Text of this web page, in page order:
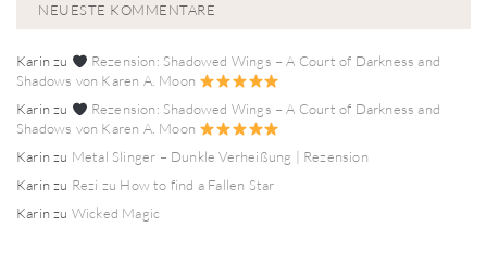
NEUESTE KOMMENTARE
Karinzu
Rezension: Shadowed Wings – A Court of Darkness and
Shadows von Karen A. Moon
Karinzu
Rezension: Shadowed Wings – A Court of Darkness and
Shadows von Karen A. Moon
Karinzu Metal Slinger – Dunkle Verheißung | Rezension
Karinzu Rezi zu How to find a Fallen Star
Karinzu Wicked Magic